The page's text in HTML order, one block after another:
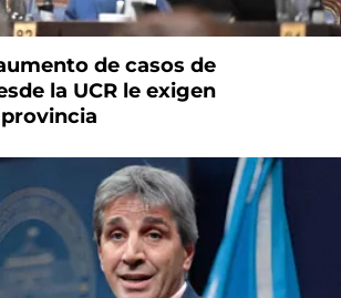
de casos de
la UCR le exigen